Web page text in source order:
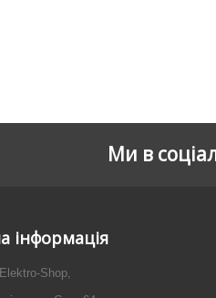
Ми в
інформація
Shop,